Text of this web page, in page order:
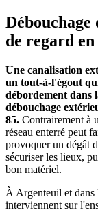
de regard
Une canalisation
un tout-à-l'égout
débordement dans
débouchage
85. Contrairement à
réseau enterré peut
provoquer un dégât
sécuriser les lieux,
bon matériel.
À Argenteuil et dans
interviennent sur